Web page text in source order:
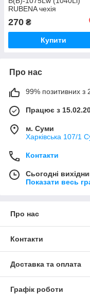
RUBENA чехія
270 ₴
Купити
Про нас
99% позитивних з
Працює з
м. Суми
Харківська 107/1
Контакти
Сьогодні
Показати весь
Про нас
Контакти
Доставка та оплата
Графік роботи